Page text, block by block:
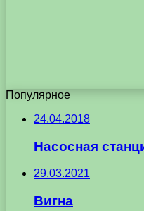
Популярное
24.04.2018
Насосная
29.03.2021
Вигна